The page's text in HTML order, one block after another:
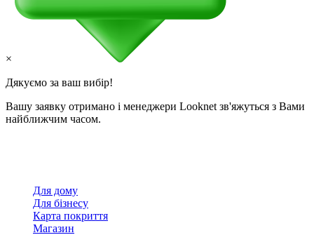
×
Дякуємо за ваш вибір!
Вашу заявку отримано і менеджери Looknet зв'яжуться з Вами
найближчим часом.
Для дому
Для бізнесу
Карта покриття
Магазин